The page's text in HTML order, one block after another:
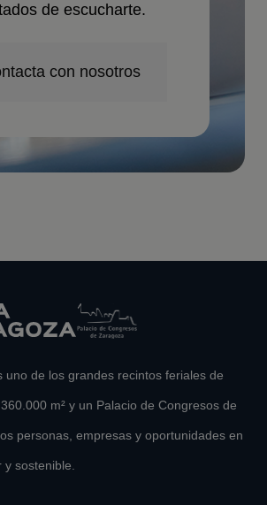
de escucharte.
con nosotros
uno de los grandes recintos feriales de
m² y un Palacio de Congresos de
personas, empresas y oportunidades en
sostenible.